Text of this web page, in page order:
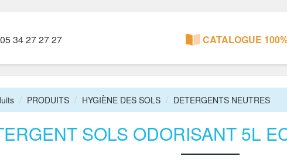
34 27 27 27 CATALOGUE
PRODUITS HYGIÈNE DES SOLS DETERGENTS NEUTRES
SOLS ODORISANT 5L